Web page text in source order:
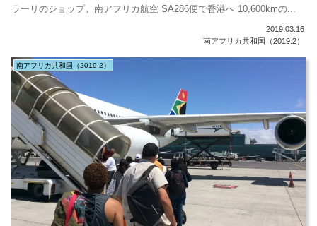
ラーリのショップ。南アフリカ航空 SA286便で香港へ 10,600kmの...
2019.03.16
南アフリカ共和国（2019.2）
南アフリカ共和国（2019.2）